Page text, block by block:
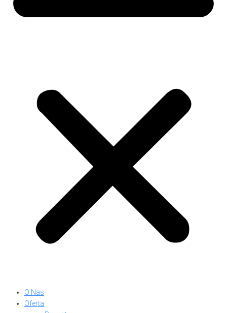
O Nas
Oferta